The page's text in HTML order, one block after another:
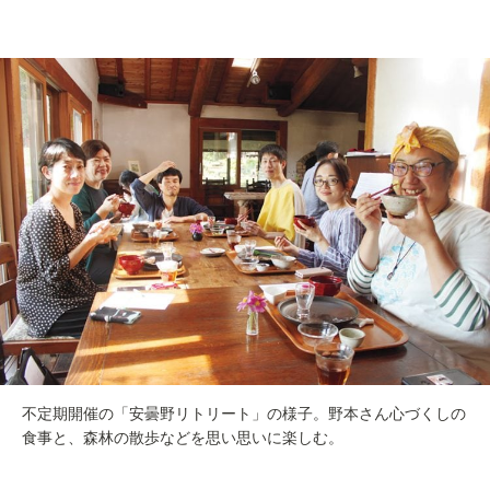
不定期開催の「安曇野リトリート」の様子。野本さん心づくしの
食事と、森林の散歩などを思い思いに楽しむ。